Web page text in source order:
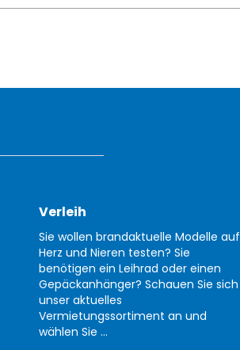
Verleih
Sie wollen brandaktuelle Modelle auf
Herz und Nieren testen? Sie
benötigen ein Leihrad oder einen
Gepäckanhänger? Schauen Sie sich
unser aktuelles
Vermietungssortiment an und
wählen Sie ...